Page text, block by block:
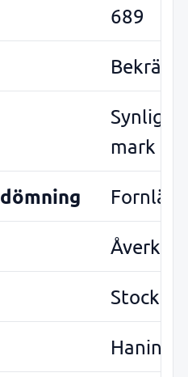
689
Synlig
mark
Åverkan
Haninge